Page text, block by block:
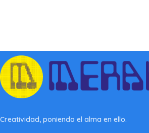
Creatividad, poniendo el alma en ello.